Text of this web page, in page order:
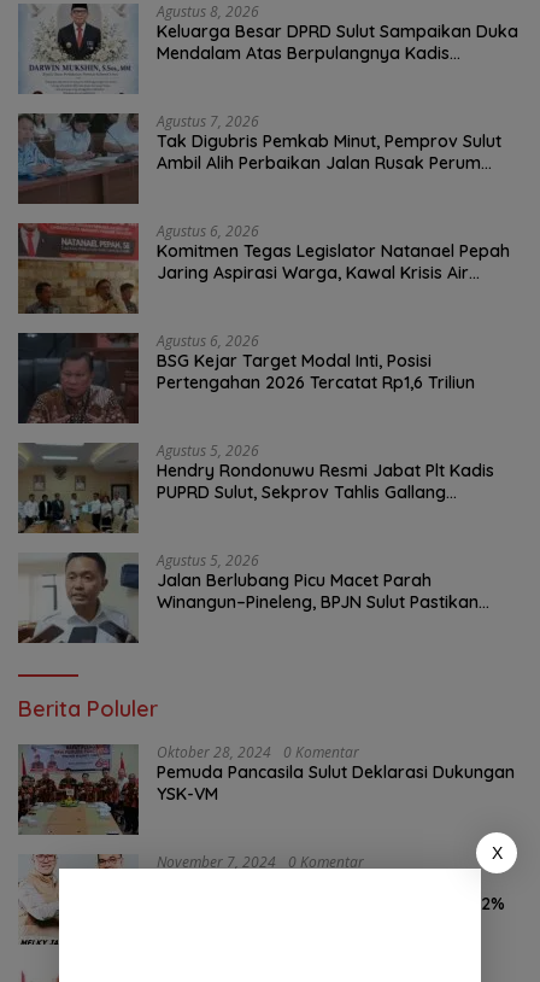
Agustus 8, 2026
Keluarga Besar DPRD Sulut Sampaikan Duka
Mendalam Atas Berpulangnya Kadis
Agustus 7, 2026
Tak Digubris Pemkab Minut, Pemprov Sulut
Ambil Alih Perbaikan Jalan Rusak Perum
Agustus 6, 2026
Komitmen Tegas Legislator Natanael Pepah
Jaring Aspirasi Warga, Kawal Krisis Air
Agustus 6, 2026
BSG Kejar Target Modal Inti, Posisi
Pertengahan 2026 Tercatat Rp1,6 Triliun
Agustus 5, 2026
Hendry Rondonuwu Resmi Jabat Plt Kadis
PUPRD Sulut, Sekprov Tahlis Gallang
Agustus 5, 2026
Jalan Berlubang Picu Macet Parah
Winangun–Pineleng, BPJN Sulut Pastikan
Berita Poluler
Oktober 28, 2024 0 Komentar
Pemuda Pancasila Sulut Deklarasi Dukungan
YSK-VM
November 7, 2024 0 Komentar
46,74% Kalahkan Petahana JG-KWL 27,62%
X